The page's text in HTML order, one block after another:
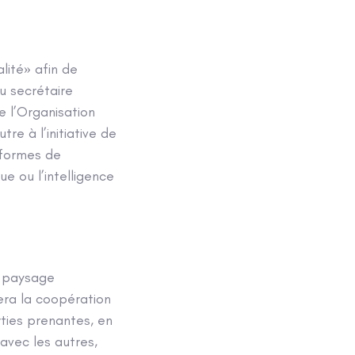
afin de
secrétaire
l’Organisation
à l’initiative de
de
ou l’intelligence
la coopération
prenantes, en
les autres,